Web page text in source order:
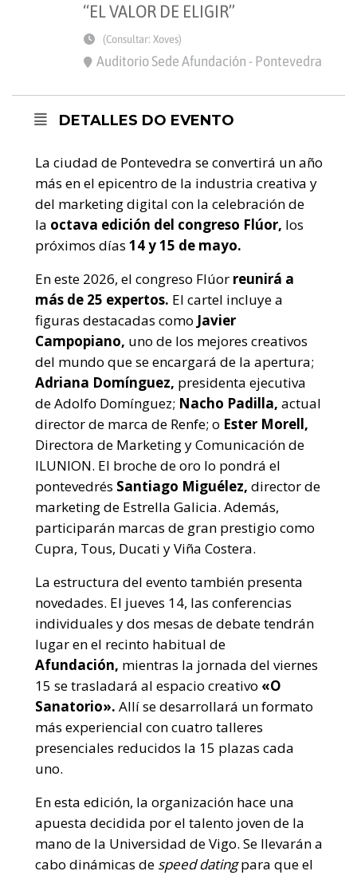
“EL VALOR DE ELIGIR”
(Consultar: Xoves)
Auditorio Sede Afundación - Pontevedra
DETALLES DO EVENTO
La ciudad de Pontevedra se convertirá un año
más en el epicentro de la industria creativa y
del marketing digital con la celebración de
la octava edición del congreso Flúor, los
próximos días 14 y 15 de mayo.
En este 2026, el congreso Flúor reunirá a
más de 25 expertos. El cartel incluye a
figuras destacadas como Javier
Campopiano, uno de los mejores creativos
del mundo que se encargará de la apertura;
Adriana Domínguez, presidenta ejecutiva
de Adolfo Domínguez; Nacho Padilla, actual
director de marca de Renfe; o Ester Morell,
Directora de Marketing y Comunicación de
ILUNION. El broche de oro lo pondrá el
pontevedrés Santiago Miguélez, director de
marketing de Estrella Galicia. Además,
participarán marcas de gran prestigio como
Cupra, Tous, Ducati y Viña Costera.
La estructura del evento también presenta
novedades. El jueves 14, las conferencias
individuales y dos mesas de debate tendrán
lugar en el recinto habitual de
Afundación, mientras la jornada del viernes
15 se trasladará al espacio creativo «O
Sanatorio». Allí se desarrollará un formato
más experiencial con cuatro talleres
presenciales reducidos la 15 plazas cada
uno.
En esta edición, la organización hace una
apuesta decidida por el talento joven de la
mano de la Universidad de Vigo. Se llevarán a
cabo dinámicas de speed datingpara que el